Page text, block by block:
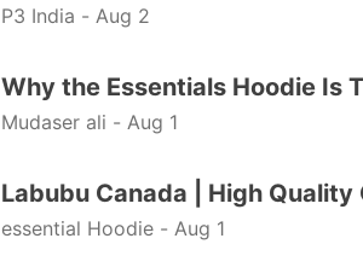
P3 India - Aug 2
Why the Essentials Hoodie Is
Mudaser ali - Aug 1
Labubu Canada | High
essential Hoodie - Aug 1